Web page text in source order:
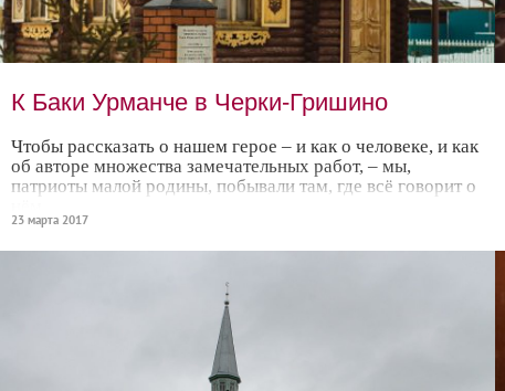
К Баки Урманче в Черки-Гришино
Чтобы рассказать о нашем герое – и как о человеке, и как
об авторе множества замечательных работ, – мы,
патриоты малой родины, побывали там, где всё говорит о
23 марта 2017